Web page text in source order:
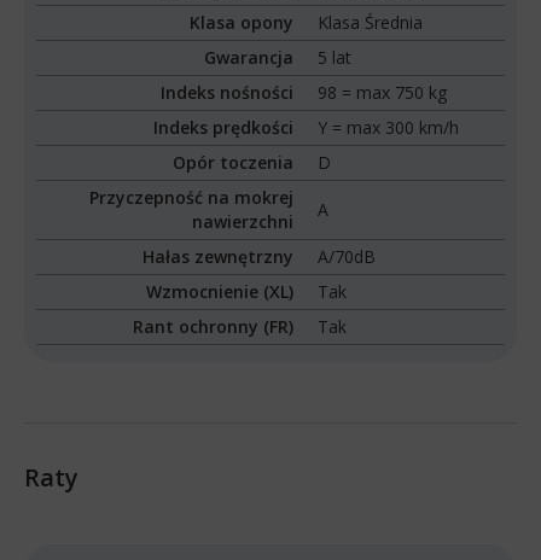
Klasa opony
Klasa Średnia
Gwarancja
5 lat
Indeks nośności
98 = max 750 kg
Indeks prędkości
Y = max 300 km/h
Opór toczenia
D
Przyczepność na mokrej
nawierzchni
A
Hałas zewnętrzny
A/70dB
Wzmocnienie (XL)
Tak
Rant ochronny (FR)
Tak
Raty